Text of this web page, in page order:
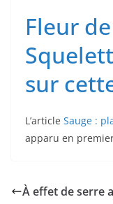
Fleur
sur
L’article Sauge :
apparu en
À effet de serre